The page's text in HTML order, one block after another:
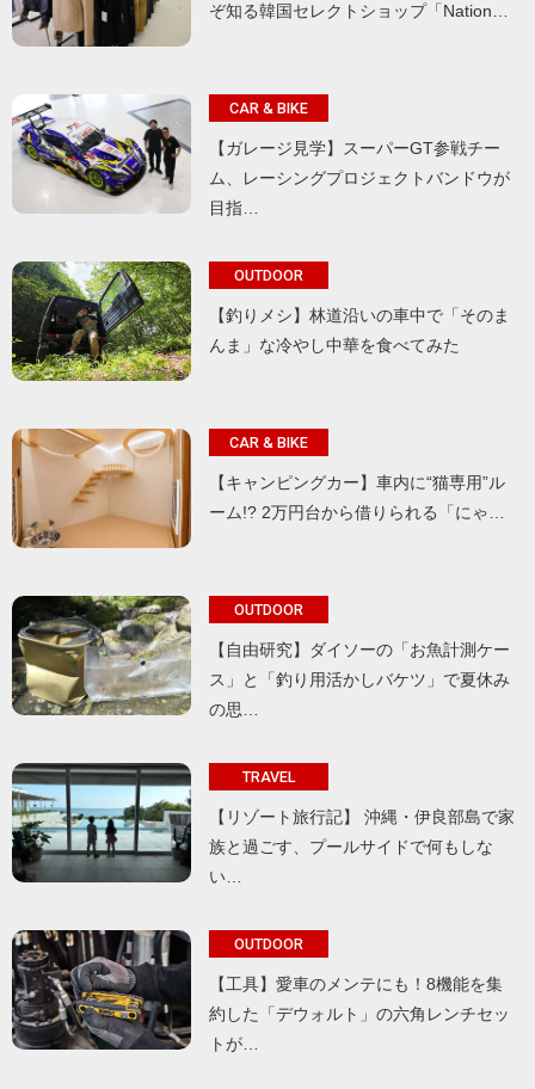
ぞ知る韓国セレクトショップ「Nation…
CAR & BIKE
【ガレージ見学】スーパーGT参戦チー
ム、レーシングプロジェクトバンドウが
目指…
OUTDOOR
【釣りメシ】林道沿いの車中で「そのま
んま」な冷やし中華を食べてみた
CAR & BIKE
【キャンピングカー】車内に“猫専用”ル
ーム!? 2万円台から借りられる「にゃ…
OUTDOOR
【自由研究】ダイソーの「お魚計測ケー
ス」と「釣り用活かしバケツ」で夏休み
の思…
TRAVEL
【リゾート旅行記】 沖縄・伊良部島で家
族と過ごす、プールサイドで何もしな
い…
OUTDOOR
【工具】愛車のメンテにも！8機能を集
約した「デウォルト」の六角レンチセッ
トが…